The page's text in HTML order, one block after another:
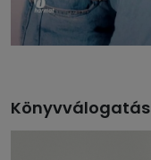
Könyvválogatás